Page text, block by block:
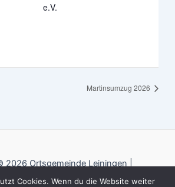
e.V.
Martinsumzug 2026
Ortsgemeinde Leiningen |
Cookies. Wenn du die Website weiter